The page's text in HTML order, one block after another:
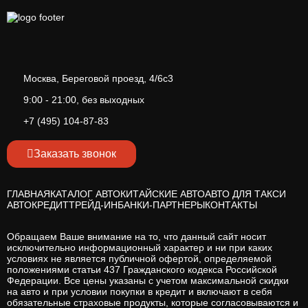
Москва, Береговой проезд, 4/6с3
9:00 - 21:00, без выходных
+7 (495) 104-87-83
Заказать звонок
ГЛАВНАЯКАТАЛОГ АВТОКИТАЙСКИЕ АВТОАВТО ДЛЯ ТАКСИ
АВТОКРЕДИТТРЕЙД-ИНБАНКИ-ПАРТНЕРЫКОНТАКТЫ
Обращаем Ваше внимание на то, что данный сайт носит
исключительно информационный характер и ни при каких
условиях не является публичной офертой, определяемой
положениями статьи 437 Гражданского кодекса Российской
Федерации. Все цены указаны с учетом максимальной скидки
на авто и при условии покупки в кредит и включают в себя
обязательные страховые продукты, которые согласовываются и